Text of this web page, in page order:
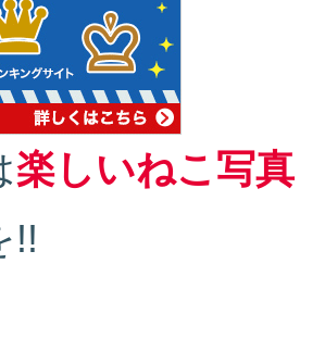
楽しいねこ写真
!!